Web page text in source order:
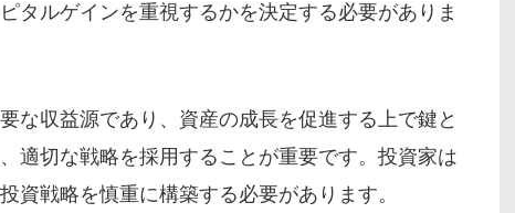
タルゲインを重視するかを決定する必要がありま
な収益源であり、資産の成長を促進する上で鍵と
適切な戦略を採用することが重要です。投資家は
資戦略を慎重に構築する必要があります。